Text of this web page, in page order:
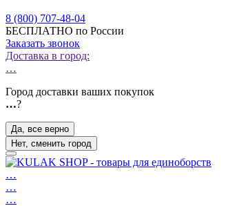
8 (800) 707-48-04
БЕСПЛАТНО по России
Заказать звонок
Доставка в город:
…
Город доставки ваших покупок
…?
Да, все верно
Нет, сменить город
…
…
…